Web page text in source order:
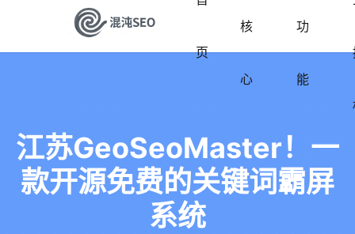
页
核
心
功
能
江苏GeoSeoMaster！一
款开源免费的关键词霸屏
系统